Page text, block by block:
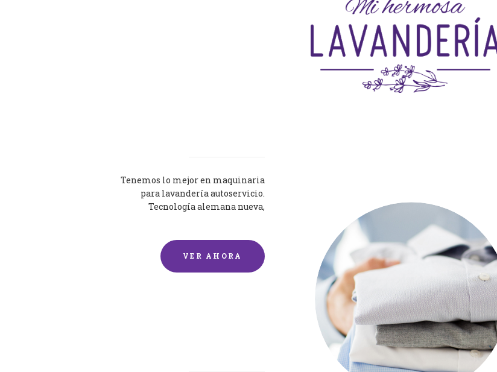
Tenemos lo mejor en maquinaria
para lavandería autoservicio.
Tecnología alemana nueva,
VER AHORA